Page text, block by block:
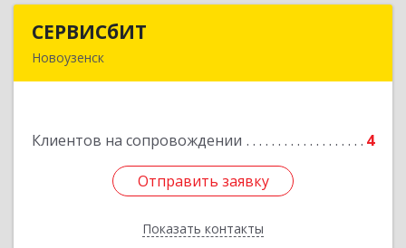
СЕРВИСбИТ
Новоузенск
Клиентов на сопровождении 4
Отправить заявку
Показать контакты
Подробнее
Отправить заявку
Назад